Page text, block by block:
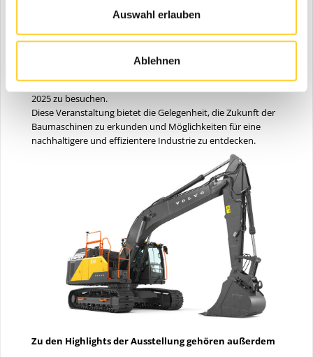
Auswahl erlauben
Ablehnen
modernster Maschinentechnologie, integrierten
Volvo CE lädt gemeinsam mit den anderen Unternehmen der
Volvo-Gruppe, Volvo Trucks, Volvo Financial Services und den
Besucher ein, ihren Stand auf der bauma vom 7. bis 13. April
2025 zu besuchen.
Diese Veranstaltung bietet die Gelegenheit, die Zukunft der
Baumaschinen zu erkunden und Möglichkeiten für eine
nachhaltigere und effizientere Industrie zu entdecken.
Zu den Highlights der Ausstellung gehören außerdem